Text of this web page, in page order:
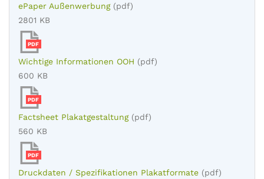
ePaper Außenwerbung (pdf)
2801 KB
PDF
Wichtige Informationen OOH (pdf)
600 KB
PDF
Factsheet Plakatgestaltung (pdf)
560 KB
PDF
Druckdaten / Spezifikationen Plakatformate (pdf)